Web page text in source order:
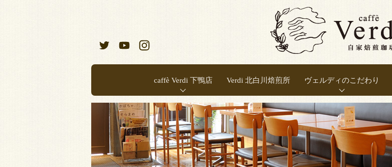
caffè Verdi 下鴨店 Verdi 北白川焙煎所 ヴェルディのこだわり